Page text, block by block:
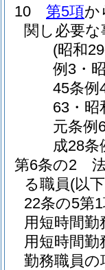
10
第5項か
関し必要
(昭和
例3・
45条例
63・昭
元条例
成28条
第6条の2
る職員(以
22条の5第
用短時間
用短時間
勤務職員